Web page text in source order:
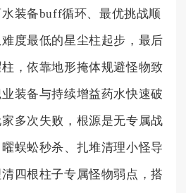
装备buff循环、最优挑战顺
度最低的星尘柱起步，最后
，依靠地形掩体规避怪物致
装备与持续增益药水快速破
多次失败，根源是无专属战
蜈蚣秒杀、扎堆清理小怪导
四根柱子专属怪物弱点，搭